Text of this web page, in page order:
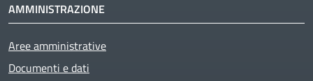
AMMINISTRAZIONE
Aree amministrative
Documenti e dati